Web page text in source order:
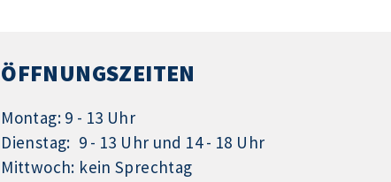
ÖFFNUNGSZEITEN
Montag: 9 - 13 Uhr
Dienstag: 9 - 13 Uhr und 14 - 18 Uhr
Mittwoch: kein Sprechtag